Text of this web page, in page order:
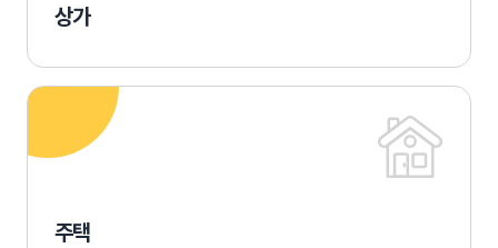
상가
주택